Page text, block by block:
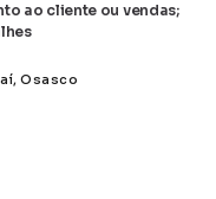
ao cliente ou vendas;
, Osasco